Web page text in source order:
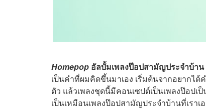
Homepop อัลบั้มเพลงป๊อปสามัญประจำบ้าน
เป็นคำที่ผมคิดขึ้นมาเอง เริ่มต้นจากอยากได้
ตัว แล้วเพลงชุดนี้มีคอนเซปต์เป็นเพลงป๊อปเ
เป็นเหมือนเพลงป๊อปสามัญประจำบ้านที่เราเ